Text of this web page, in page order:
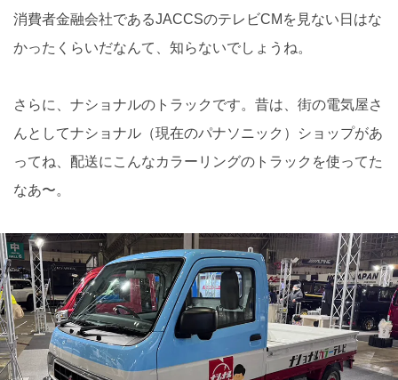
消費者金融会社であるJACCSのテレビCMを見ない日はな
かったくらいだなんて、知らないでしょうね。
さらに、ナショナルのトラックです。昔は、街の電気屋さ
んとしてナショナル（現在のパナソニック）ショップがあ
ってね、配送にこんなカラーリングのトラックを使ってた
なあ〜。